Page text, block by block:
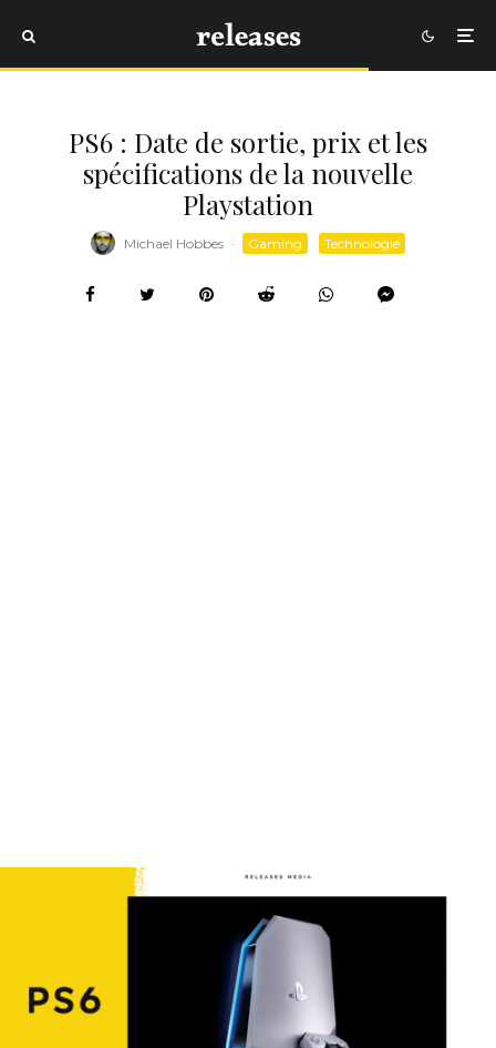
PS6 : Date de sortie, prix et les
spécifications de la nouvelle
Playstation
Michael Hobbes · Gaming Technologie